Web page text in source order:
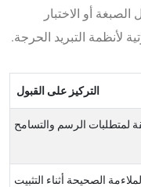
أو الاختبار
لأنظمة التبريد الحرجة.
التركيز على القبول
لمتطلبات الرسم والتسامح
الصحيحة أثناء التثبيت